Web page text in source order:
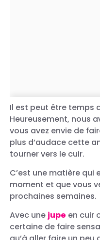
Il est peut être temps
Heureusement, nous
vous avez envie de
plus d’audace cette
tourner vers le cuir.
C’est une matière qui
moment et que vous
prochaines semaines.
Avec une jupe en cuir
certaine de faire